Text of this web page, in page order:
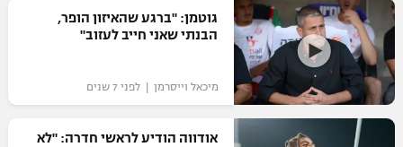
גוטמן: "ברגע שהאיזון הופר,
הבנתי שאני חייב לעזוב"
מיכאל וייסרמן | לפני 7 שנים
אודווה הודיע לראשי חדרה: "לא